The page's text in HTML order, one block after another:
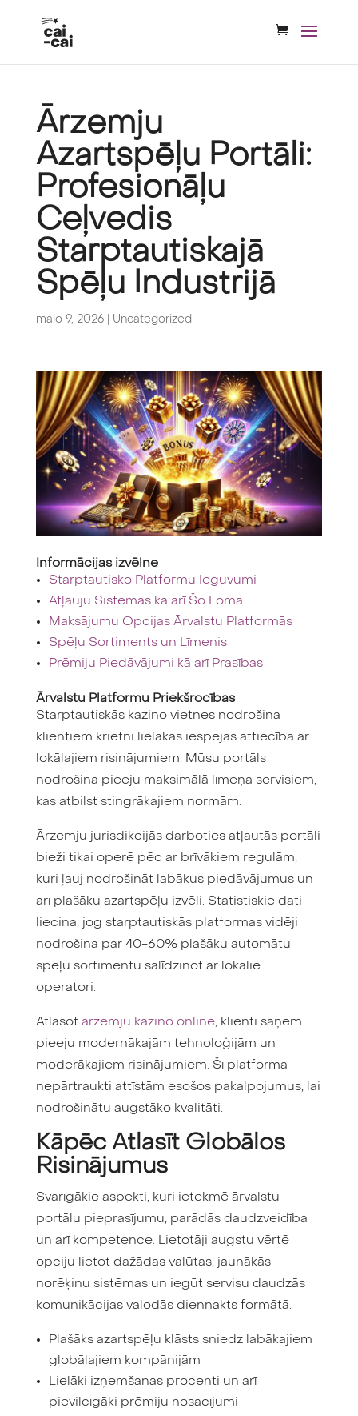
Ārzemju
Azartspēļu Portāli:
Profesionāļu
Ceļvedis
Starptautiskajā
Spēļu Industrijā
maio 9, 2026| Uncategorized
Informācijas izvēlne
Starptautisko Platformu Ieguvumi
Atļauju Sistēmas kā arī Šo Loma
Maksājumu Opcijas Ārvalstu Platformās
Spēļu Sortiments un Līmenis
Prēmiju Piedāvājumi kā arī Prasības
Ārvalstu Platformu Priekšrocības
Starptautiskās kazino vietnes nodrošina
klientiem krietni lielākas iespējas attiecībā ar
lokālajiem risinājumiem. Mūsu portāls
nodrošina pieeju maksimālā līmeņa servisiem,
kas atbilst stingrākajiem normām.
Ārzemju jurisdikcijās darboties atļautās portāli
bieži tikai operē pēc ar brīvākiem regulām,
kuri ļauj nodrošināt labākus piedāvājumus un
arī plašāku azartspēļu izvēli. Statistiskie dati
liecina, jog starptautiskās platformas vidēji
nodrošina par 40-60% plašāku automātu
spēļu sortimentu salīdzinot ar lokālie
operatori.
Atlasot ārzemju kazino online, klienti saņem
pieeju modernākajām tehnoloģijām un
moderākajiem risinājumiem. Šī platforma
nepārtraukti attīstām esošos pakalpojumus, lai
nodrošinātu augstāko kvalitāti.
Kāpēc Atlasīt Globālos
Risinājumus
Svarīgākie aspekti, kuri ietekmē ārvalstu
portālu pieprasījumu, parādās daudzveidība
un arī kompetence. Lietotāji augstu vērtē
opciju lietot dažādas valūtas, jaunākās
norēķinu sistēmas un iegūt servisu daudzās
komunikācijas valodās diennakts formātā.
Plašāks azartspēļu klāsts sniedz labākajiem
globālajiem kompānijām
Lielāki izņemšanas procenti un arī
pievilcīgāki prēmiju nosacījumi